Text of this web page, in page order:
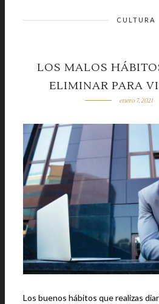
CULTURA
LOS MALOS
ELIMINAR PARA
enero 7, 2021
Los buenos hábitos que realizas